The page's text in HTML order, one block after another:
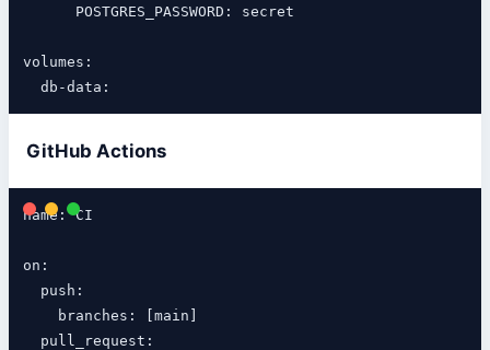
      POSTGRES_PASSWORD: secret
volumes:
GitHub Actions
name: CI
on:
  push:
    branches: [main]
  pull_request: